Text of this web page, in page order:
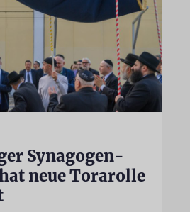
Synagogen-
neue Torarolle